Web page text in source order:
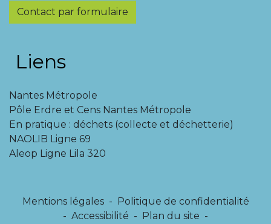
Contact par formulaire
Liens
Nantes Métropole
Pôle Erdre et Cens Nantes Métropole
En pratique : déchets (collecte et déchetterie)
NAOLIB Ligne 69
Aleop Ligne Lila 320
Mentions légales -
Politique de confidentialité
- Accessibilité - Plan du site -